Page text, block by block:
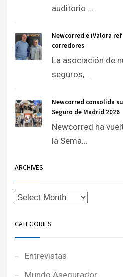
auditorio ...
Newcorred e iValora
corredores
La asociación de
seguros, ...
Newcorred consolida
Seguro de Madrid 2026
Newcorred ha
la Sema...
ARCHIVES
CATEGORIES
Entrevistas